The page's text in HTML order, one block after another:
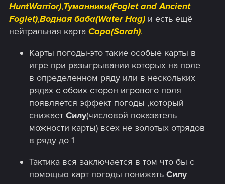
HuntWarrior),Туманники(Foglet and Ancient
Foglet),Водная баба(Water Hag) и есть ещё
нейтральная карта Сара(Sarah).
Карты погоды-это такие особые карты в
игре при разыгрывании которых на поле
в определенном ряду или в нескольких
рядах с обоих сторон игрового поля
появляется эффект погоды ,который
снижает Силу(числовой показатель
можности карты) всех не золотых отрядов
в ряду до 1
Тактика вся заключается в том что бы с
помощью карт погоды понижать Силу